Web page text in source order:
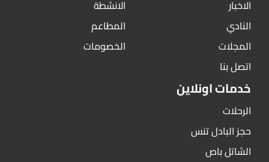
الاخبار
النادي
المجلات
اتصل بنا
الانشطة
المطاعم
الخصومات
خدمات اونلاين
الرحلات
حجز البادل تنس
الشاتل باص